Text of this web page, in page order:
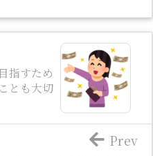
指すため
とも大切
Prev